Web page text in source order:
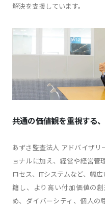
解決を支援しています。
共通の価値観を重視する
あずさ監査法人 アドバイザ
ョナルに加え、経営や経営
ロセス、ITシステムなど、幅
籍し、より高い付加価値の
め、ダイバーシティ、個人の